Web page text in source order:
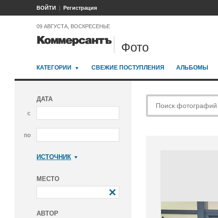
ВОЙТИ Регистрация
09 АВГУСТА, ВОСКРЕСЕНЬЕ
Фото
КАТЕГОРИИ СВЕЖИЕ ПОСТУПЛЕНИЯ АЛЬБОМЫ
ДАТА
с
по
ИСТОЧНИК
МЕСТО
АВТОР